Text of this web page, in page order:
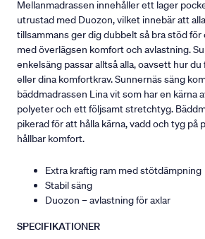
Mellanmadrassen innehåller ett lager
utrustad med Duozon, vilket innebär att
tillsammans ger dig dubbelt så bra stöd
med överlägsen komfort och avlastning.
enkelsäng passar alltså alla, oavsett hur
eller dina komfortkrav. Sunnernäs säng
bäddmadrassen Lina vit som har en kärna
polyeter och ett följsamt stretchtyg.
pikerad för att hålla kärna, vadd och tyg på
hållbar komfort.
Extra kraftig ram med stötdämpning
Stabil säng
Duozon – avlastning för axlar
SPECIFIKATIONER